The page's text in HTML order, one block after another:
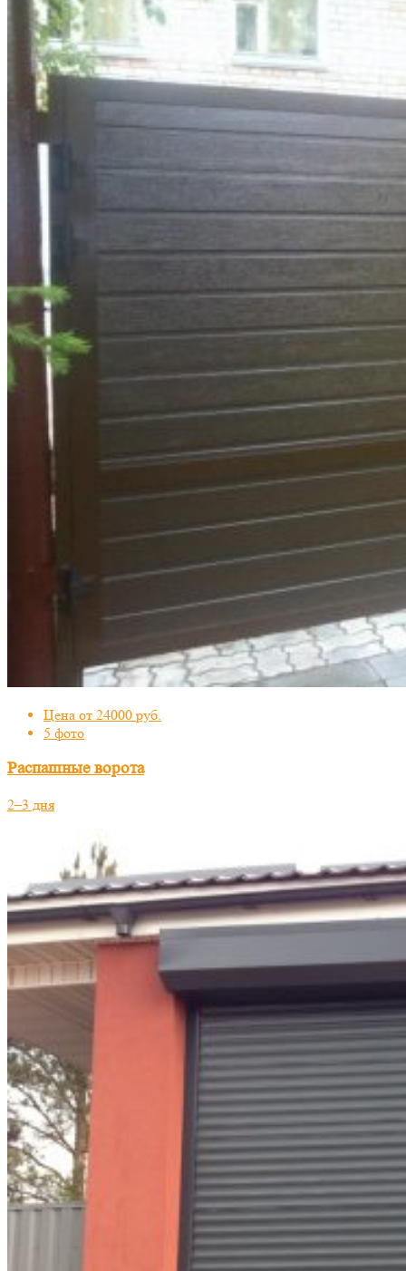
Цена от 24000 руб.
5 фото
Распашные ворота
2–3 дня